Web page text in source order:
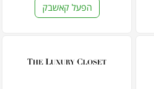
הפעל קאשבק